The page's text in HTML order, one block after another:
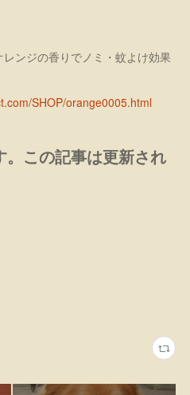
ンジの香りでノミ・蚊よけ効果
SHOP/orange0005.html
この記事は更新され